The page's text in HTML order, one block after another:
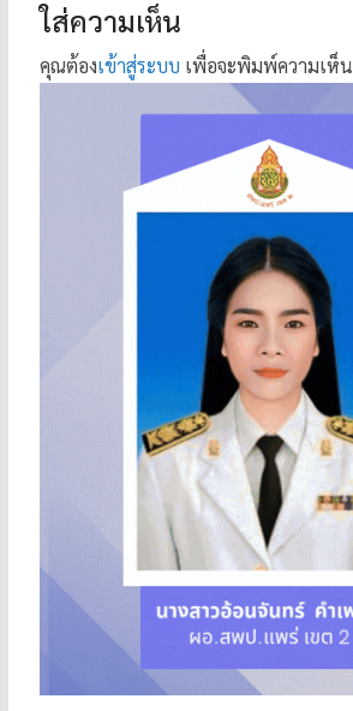
ใส่ความเห็น
คุณต้องเข้าสู่ระบบ เพื่อจะพิมพ์ความเห็น